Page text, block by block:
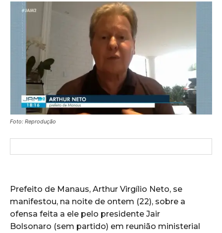
Foto: Reprodução
Prefeito de Manaus, Arthur Virgílio Neto, se
manifestou, na noite de ontem (22), sobre a
ofensa feita a ele pelo presidente Jair
Bolsonaro (sem partido) em reunião ministerial